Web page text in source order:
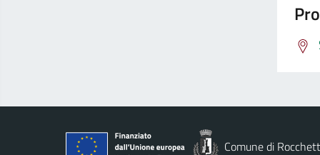
Comune di